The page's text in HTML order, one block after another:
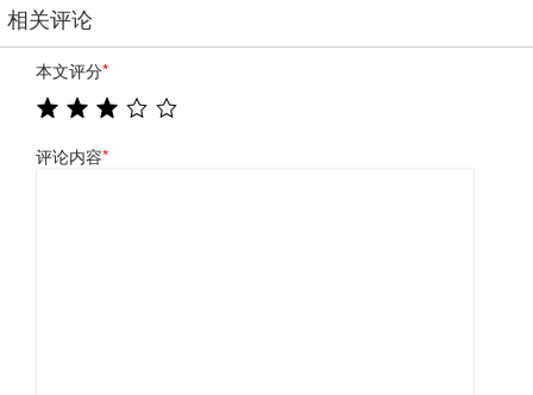
相关评论
本文评分*
评论内容*